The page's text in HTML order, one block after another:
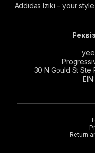
Addidas Iziki – your
30 N Gould St Ste
Return